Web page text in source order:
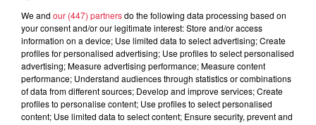
We and our (447) partnersdo the following data processing based on
your consent and/or our legitimate interest: Store and/or access
information on a device; Use limited data to select advertising; Create
profiles for personalised advertising; Use profiles to select personalised
advertising; Measure advertising performance; Measure content
performance; Understand audiences through statistics or combinations
of data from different sources; Develop and improve services; Create
profiles to personalise content; Use profiles to select personalised
content; Use limited data to select content; Ensure security, prevent and